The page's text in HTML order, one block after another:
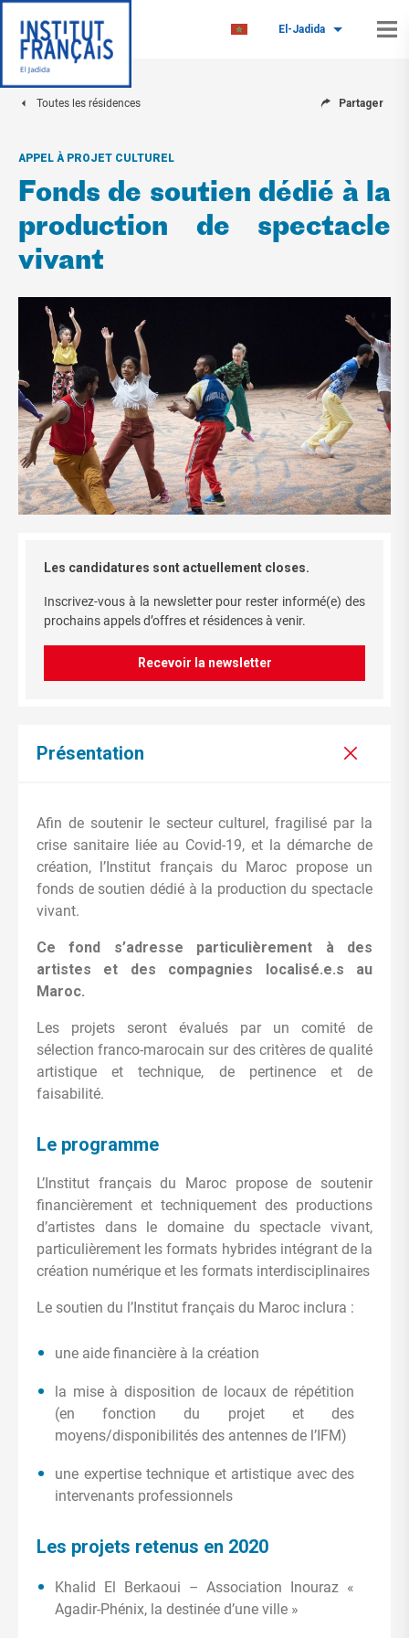
El-Jadida
Toutes les résidences Partager
APPEL À PROJET CULTUREL
Fonds de soutien dédié à la
production de spectacle
vivant
Les candidatures sont actuellement closes.
Inscrivez-vous à la newsletter pour rester informé(e) des
prochains appels d’offres et résidences à venir.
Recevoir la newsletter
Présentation
Afin de soutenir le secteur culturel, fragilisé par la
crise sanitaire liée au Covid-19, et la démarche de
création, l’Institut français du Maroc propose un
fonds de soutien dédié à la production du spectacle
vivant.
Ce fond s’adresse particulièrement à des
artistes et des compagnies localisé.e.s au
Maroc.
Les projets seront évalués par un comité de
sélection franco-marocain sur des critères de qualité
artistique et technique, de pertinence et de
faisabilité.
Le programme
L’Institut français du Maroc propose de soutenir
financièrement et techniquement des productions
d’artistes dans le domaine du spectacle vivant,
particulièrement les formats hybrides intégrant de la
création numérique et les formats interdisciplinaires
Le soutien du l’Institut français du Maroc inclura :
une aide financière à la création
la mise à disposition de locaux de répétition
(en fonction du projet et des
moyens/disponibilités des antennes de l’IFM)
une expertise technique et artistique avec des
intervenants professionnels
Les projets retenus en 2020
Khalid El Berkaoui – Association Inouraz «
Agadir-Phénix, la destinée d’une ville »